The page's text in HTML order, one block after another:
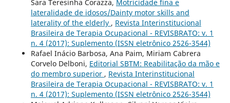
Sara Teresinha Corazza, Motricidade fina e
lateralidade de idosos/Dainty motor skills and
laterality of the elderly , Revista Interinstitucional
Brasileira de Terapia Ocupacional - REVISBRATO: v. 1
n. 4 (2017): Suplemento (ISSN eletrônico 2526-3544)
Rafael Inácio Barbosa, Ana Paim, Miriam Cabrera
Corvelo Delboni, Editorial SBTM: Reabilitação da mão e
do membro superior , Revista Interinstitucional
Brasileira de Terapia Ocupacional - REVISBRATO: v. 1
n. 4 (2017): Suplemento (ISSN eletrônico 2526-3544)